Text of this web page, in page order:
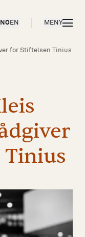
NOEN ÅPNE
MENY
for Stiftelsen Tinius
Tinius